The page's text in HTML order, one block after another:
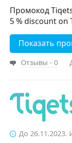
Промокод
5 % discount on
Показать
Отзывы - 0
До 26.11.2023.